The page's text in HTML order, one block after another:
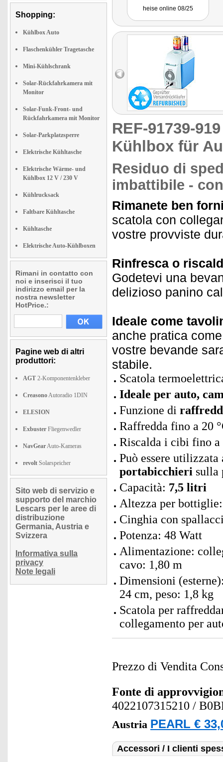
Shopping:
Kühlbox Auto
Flaschenkühler Tragetasche
Mini-Kühlschrank
Solar-Rückfahrkamera mit
Monitor
Solar-Funk-Front- und
Rückfahrkamera mit Monitor
Solar-Parkplatzsperre
Elektrische Kühltasche
Elektrische Wärme- und
Kühlbox 12 V / 230 V
Kühlrucksack
Faltbare Kühltasche
Kühltasche
Elektrische Auto-Kühlboxen
Rimani in contatto con
noi e inserisci il tuo
indirizzo email per la
nostra newsletter
HotPrice.:
Pagine web di altri
produttori:
AGT 2-Komponentenkleber
CreasonoAutoradio 1DIN
ELESION
Exbuster Fliegenwedler
NavGearAuto-Kameras
revolt Solarspeicher
Sito web di servizio e
supporto del marchio
Lescars per le aree di
distribuzione
Germania, Austria e
Svizzera
Informativa sulla
privacy
Note legali
Das kleine Volumen ist für
heise online 08/25
REF-91739-
Kühlbox für
Residuo di
imbattibile -
Rimanete ben
scatola con
vostre provviste
Rinfresca o
Godetevi una
delizioso panino
Ideale come
anche pratica
vostre bevande
stabile.
Scatola
Ideale per auto,
Funzione di
Raffredda fino a 20
Riscalda i cibi fino a
Può essere
portabicchieri sulla
Capacità: 7,5 litri
Altezza per
Cinghia con
Potenza: 48 Watt
Alimentazione:
cavo: 1,80 m
Dimensioni
24 cm, peso: 1,8 kg
Scatola per
collegamento per
Prezzo di Vendita
Fonte di
4022107315210 /
Austria PEARL €
Accessori / I clienti